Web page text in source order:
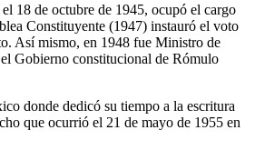
18 de octubre de 1945, ocupó el cargo
Constituyente (1947) instauró el voto
Así mismo, en 1948 fue Ministro de
Gobierno constitucional de Rómulo
donde dedicó su tiempo a la escritura
que ocurrió el 21 de mayo de 1955 en